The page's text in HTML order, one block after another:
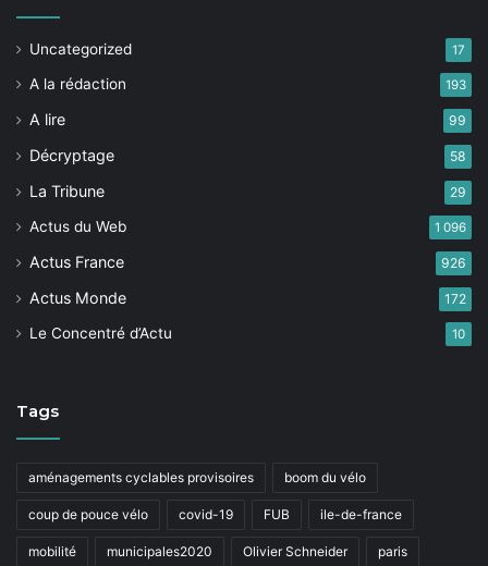
Uncategorized 17
A la rédaction 193
A lire 99
Décryptage 58
La Tribune 29
Actus du Web 1 096
Actus France 926
Actus Monde 172
Le Concentré d’Actu 10
Tags
aménagements cyclables provisoires boom du vélo
coup de pouce vélo covid-19 FUB ile-de-france
mobilité municipales2020 Olivier Schneider paris